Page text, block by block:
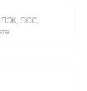
ПЭК, ООС,